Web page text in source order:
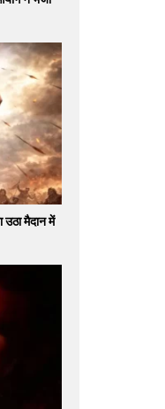
उठा मैदान में